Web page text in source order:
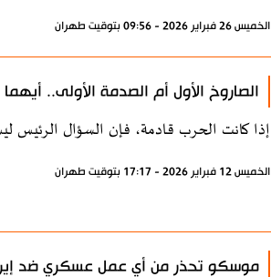
الخميس 26 فبراير 2026 - 09:56 بتوقيت طهران
الصاروخ الأول أم الصدمة الأولى..
إذا كانت الحرب قادمة، فإن السؤال الرئيس
الخميس 12 فبراير 2026 - 17:17 بتوقيت طهران
موسكو تحذر من أي عمل عسكري ضد